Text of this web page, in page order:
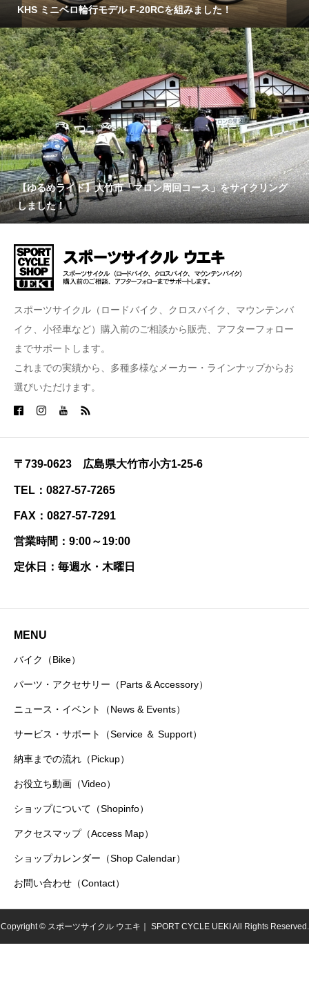
KHS ミニベロ輪行モデル F-20RCを組みました！
【ゆるめライド】大竹市「マロン周回コース」をサイクリング
しました！
スポーツサイクル（ロードバイク、クロスバイク、マウンテンバ
イク、小径車など）購入前のご相談から販売、アフターフォロー
までサポートします。
これまでの実績から、多種多様なメーカー・ラインナップからお
選びいただけます。
〒739-0623 広島県大竹市小方1-25-6
TEL：0827-57-7265
FAX：0827-57-7291
営業時間：9:00～19:00
定休日：毎週水・木曜日
MENU
バイク（Bike）
パーツ・アクセサリー（Parts & Accessory）
ニュース・イベント（News & Events）
サービス・サポート（Service ＆ Support）
納車までの流れ（Pickup）
お役立ち動画（Video）
ショップについて（Shopinfo）
アクセスマップ（Access Map）
ショップカレンダー（Shop Calendar）
お問い合わせ（Contact）
Copyright © スポーツサイクル ウエキ｜ SPORT CYCLE UEKI All Rights Reserved.